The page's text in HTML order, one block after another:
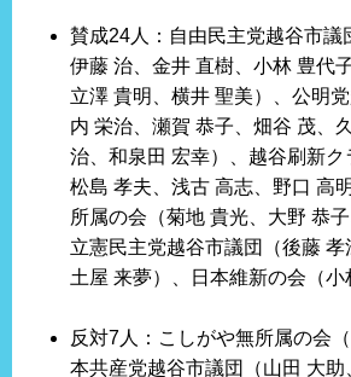
賛成24人：自由民主党越谷市議
伊藤 治、金井 直樹、小林 豊代
立澤 貴明、横井 聖美）、公明
内 栄治、瀬賀 恭子、畑谷 茂、
治、和泉田 宏幸）、越谷刷新ク
松島 孝夫、浅古 高志、野口 高
所属の会（菊地 貴光、大野 恭子
立憲民主党越谷市議団（後藤 孝
土屋 来夢）、日本維新の会（小
反対7人：こしがや無所属の会
本共産党越谷市議団（山田 大助